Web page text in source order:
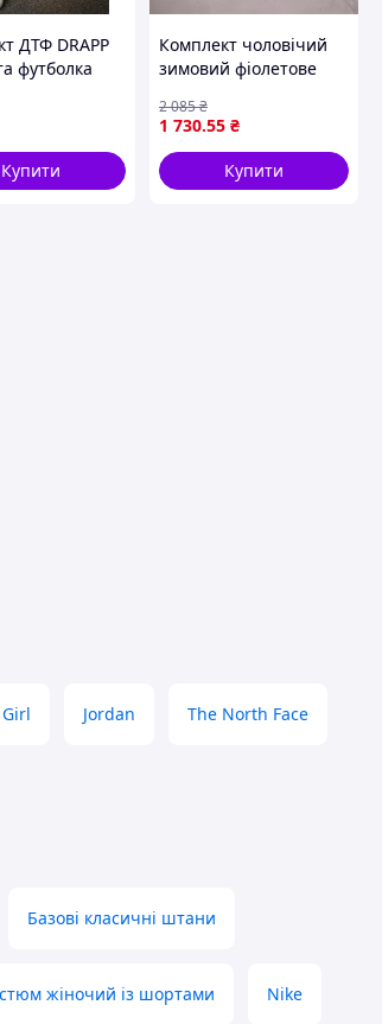
ДТФ DRAPP
футболка
Купити
Комплект чоловічий
зимовий фіолетове
Manto з принтом
balaclava ART0084
1 730.55 ₴
2 085₴
Купити
Jordan The North Face
Базові класичні штани
жіночий із шортами Nike